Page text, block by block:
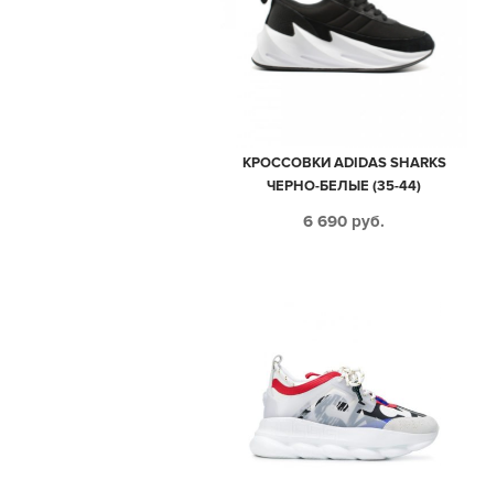
КРОССОВКИ ADIDAS SHARKS
ЧЕРНО-БЕЛЫЕ (35-44)
6 690 руб.